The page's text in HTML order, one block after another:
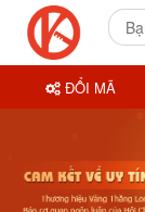
ĐỔI MÃ